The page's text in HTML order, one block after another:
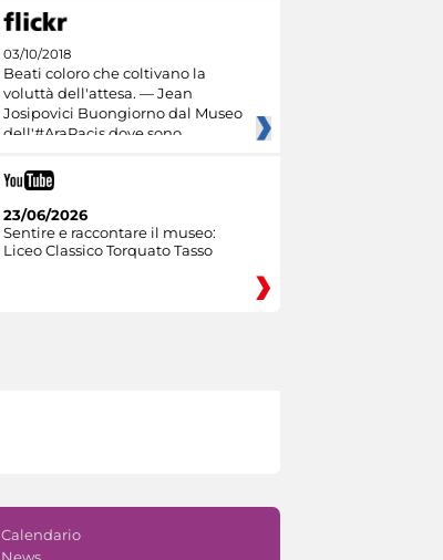
03/10/2018
Beati coloro che coltivano la
voluttà dell'attesa. — Jean
Josipovici Buongiorno dal Museo
dell'#AraPacis dove sono
23/06/2026
Sentire e raccontare il museo:
Liceo Classico Torquato Tasso
Calendario